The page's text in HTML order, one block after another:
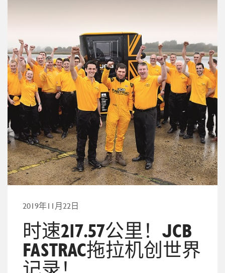
2019年11月22日
时速217.57公里！JCB
FASTRAC拖拉机创世界